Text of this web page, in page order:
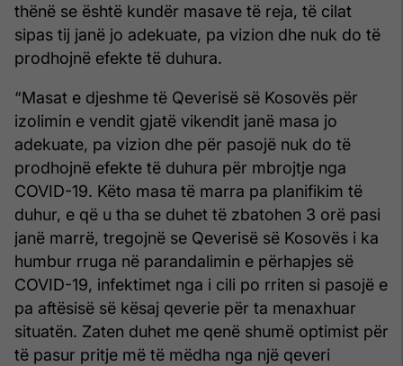
thënë se është kundër masave të reja, të cilat
sipas tij janë jo adekuate, pa vizion dhe nuk do të
prodhojnë efekte të duhura.
“Masat e djeshme të Qeverisë së Kosovës për
izolimin e vendit gjatë vikendit janë masa jo
adekuate, pa vizion dhe për pasojë nuk do të
prodhojnë efekte të duhura për mbrojtje nga
COVID-19. Këto masa të marra pa planifikim të
duhur, e që u tha se duhet të zbatohen 3 orë pasi
janë marrë, tregojnë se Qeverisë së Kosovës i ka
humbur rruga në parandalimin e përhapjes së
COVID-19, infektimet nga i cili po rriten si pasojë e
pa aftësisë së kësaj qeverie për ta menaxhuar
situatën. Zaten duhet me qenë shumë optimist për
të pasur pritje më të mëdha nga një qeveri